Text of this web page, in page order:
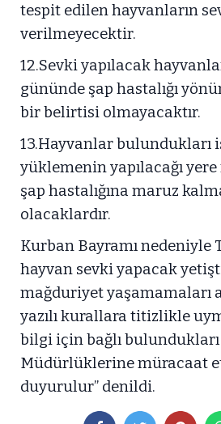
tespit edilen hayvanların
verilmeyecektir.
12.Sevki yapılacak
gününde şap hastalığı
bir belirtisi olmayacaktır.
13.Hayvanlar bulundukları
yüklemenin yapılacağı
şap hastalığına maruz
olacaklardır.
Kurban Bayramı nedeniyle
hayvan sevki yapacak
mağduriyet yaşamamaları
yazılı kurallara titizlikle
bilgi için bağlı
Müdürlüklerine müracaat
duyurulur” denildi.